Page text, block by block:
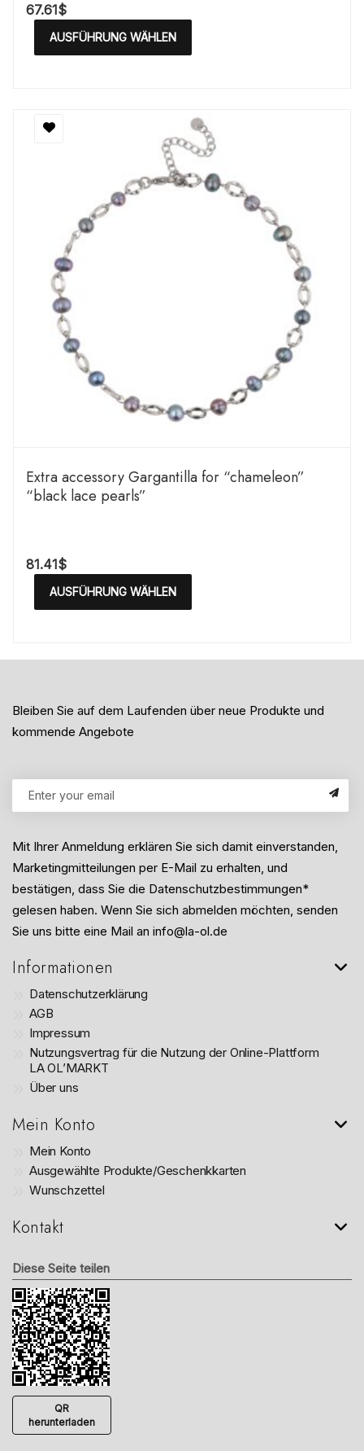
67.61$
AUSFÜHRUNG WÄHLEN
Extra accessory Gargantilla for “chameleon”
“black lace pearls”
81.41$
AUSFÜHRUNG WÄHLEN
Bleiben Sie auf dem Laufenden über neue Produkte und
kommende Angebote
Mit Ihrer Anmeldung erklären Sie sich damit einverstanden,
Marketingmitteilungen per E-Mail zu erhalten, und
bestätigen, dass Sie die Datenschutzbestimmungen*
gelesen haben. Wenn Sie sich abmelden möchten, senden
Sie uns bitte eine Mail an info@la-ol.de
Informationen
Datenschutzerklärung
AGB
Impressum
Nutzungsvertrag für die Nutzung der Online-Plattform
LA OL’MARKT
Über uns
Mein Konto
Mein Konto
Ausgewählte Produkte/Geschenkkarten
Wunschzettel
Kontakt
Diese Seite teilen
QR
herunterladen